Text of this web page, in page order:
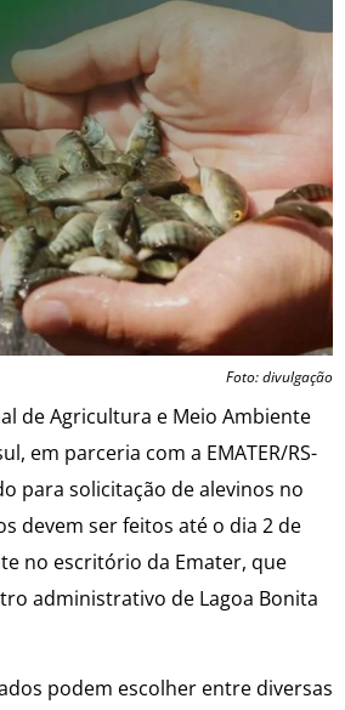
Foto: divulgação
de Agricultura e Meio Ambiente
em parceria com a EMATER/RS-
para solicitação de alevinos no
devem ser feitos até o dia 2 de
no escritório da Emater, que
administrativo de Lagoa Bonita
podem escolher entre diversas